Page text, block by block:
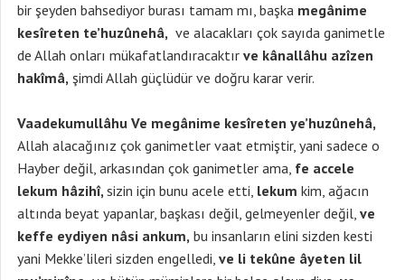
bir şeyden bahsediyor burası tamam mı, başka megânime
kesîreten te’huzûnehâ, ve alacakları çok sayıda ganimetle
de Allah onları mükafatlandıracaktır ve kânallâhu azîzen
hakîmâ, şimdi Allah güçlüdür ve doğru karar verir.
Vaadekumullâhu Ve megânime kesîreten ye’huzûnehâ,
Allah alacağınız çok ganimetler vaat etmiştir, yani sadece o
Hayber değil, arkasından çok ganimetler ama, fe accele
lekum hâzihî, sizin için bunu acele etti, lekum kim, ağacın
altında beyat yapanlar, başkası değil, gelmeyenler değil, ve
keffe eydiyen nâsi ankum, bu insanların elini sizden kesti
yani Mekke’lileri sizden engelledi, ve li tekûne âyeten lil